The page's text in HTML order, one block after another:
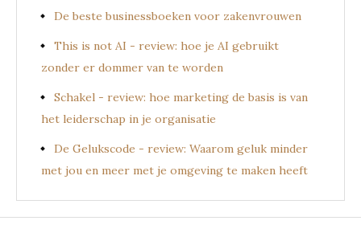
De beste businessboeken voor zakenvrouwen
This is not AI - review: hoe je AI gebruikt
zonder er dommer van te worden
Schakel - review: hoe marketing de basis is van
het leiderschap in je organisatie
De Gelukscode - review: Waarom geluk minder
met jou en meer met je omgeving te maken heeft